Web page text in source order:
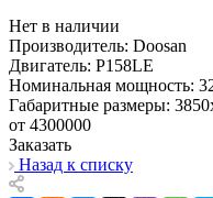
Нет в наличии
Производитель: Doosan
Двигатель: P158LE
Номинальная мощность:
Габаритные размеры:
от 4300000
Заказать
Назад к списку